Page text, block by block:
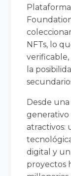
NFTs, lo
la
Desde
generativo
atractivos:
digital y
proyectos